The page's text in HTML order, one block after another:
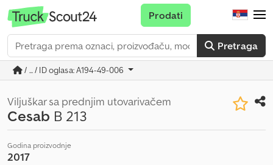
Pretraga
Prodati
/ ... / ID oglasa: A194-49-006
Viljuškar sa prednjim utovarivačem
Cesab B 213
Godina proizvodnje
2017